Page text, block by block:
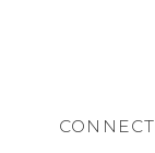
CONNECT